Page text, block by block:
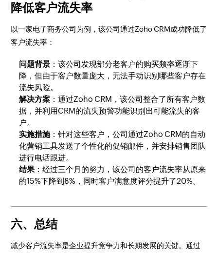
降低客户流失率
以一家电子商务公司为例，该公司通过Zoho CRM成功降低了
客户流失率：
问题背景 ：该公司发现部分老客户的购买频率逐渐下
降，但由于客户数量庞大，无法手动识别哪些客户存在
流失风险。
解决方案 ：通过Zoho CRM，该公司整合了所有客户数
据，并利用CRM的流失预警功能识别出可能流失的客
户。
实施措施：针对这些客户，公司通过Zoho CRM的自动
化营销工具发送了个性化的促销邮件，并安排销售团队
进行电话跟进。
结果：经过三个月的努力，该公司的客户流失率从原来
的15%下降到8%，同时客户满意度评分提升了20%。
六、总结
减少客户流失率是企业提升竞争力和长期发展的关键。通过